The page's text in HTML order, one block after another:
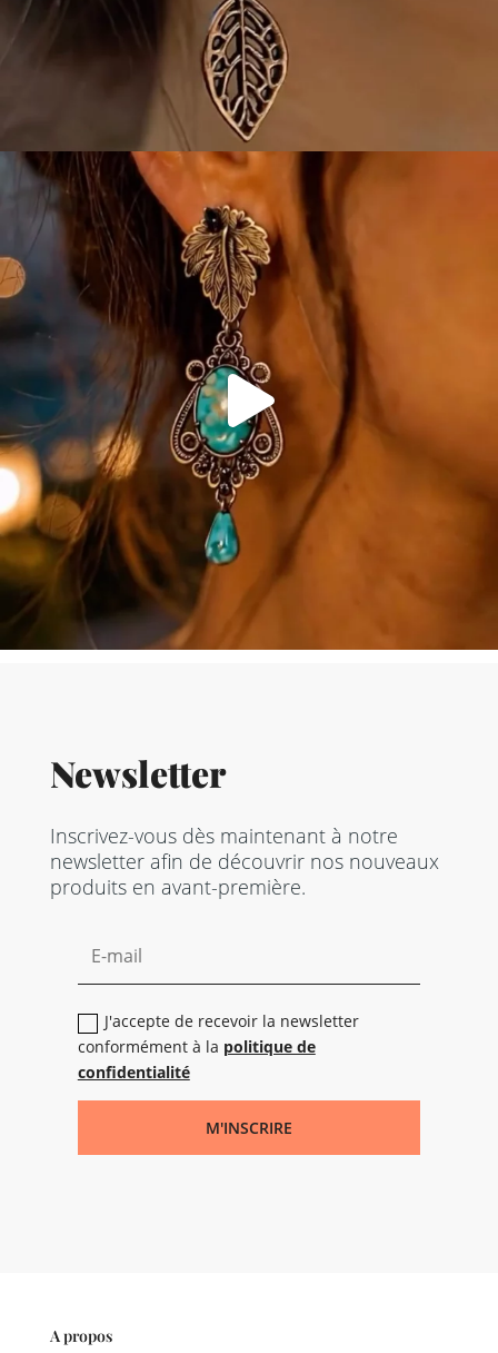
Newsletter
Inscrivez-vous dès maintenant à notre
newsletter afin de découvrir nos nouveaux
produits en avant-première.
J'accepte de recevoir la newsletter
conformément à la politique de
confidentialité
M'INSCRIRE
A propos